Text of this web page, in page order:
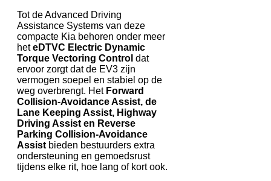
Tot de Advanced Driving
Assistance Systems van deze
compacte Kia behoren onder meer
heteDTVC Electric Dynamic
Torque Vectoring Control dat
ervoor zorgt dat de EV3 zijn
vermogen soepel en stabiel op de
weg overbrengt. HetForward
Collision-Avoidance Assist, de
Lane Keeping Assist, Highway
Driving Assist en Reverse
Parking Collision-Avoidance
Assist bieden bestuurders extra
ondersteuning en gemoedsrust
tijdens elke rit, hoe lang of kort ook.